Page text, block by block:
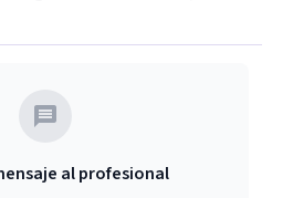
al profesional